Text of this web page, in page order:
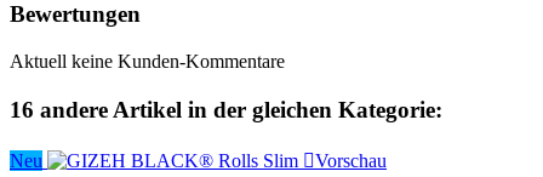
Bewertungen
Aktuell keine Kunden-Kommentare
16 andere Artikel in der gleichen Kategorie:
Neu Vorschau